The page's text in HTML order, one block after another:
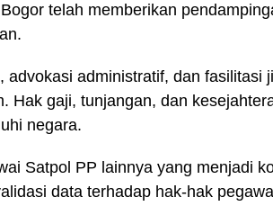
telah memberikan
administratif, dan fasilitasi
Hak gaji, tunjangan, dan
negara.
Satpol PP lainnya yang menjadi
data terhadap hak-hak